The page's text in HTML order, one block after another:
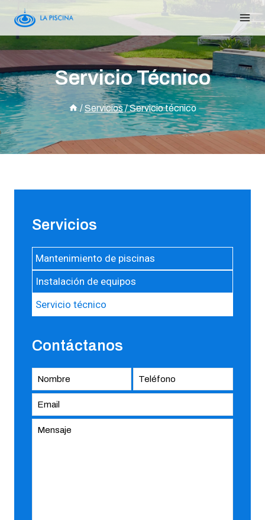
Servicio Técnico
/Servicios/Servicio técnico
Servicios
Mantenimiento de piscinas
Instalación de equipos
Servicio técnico
Contáctanos